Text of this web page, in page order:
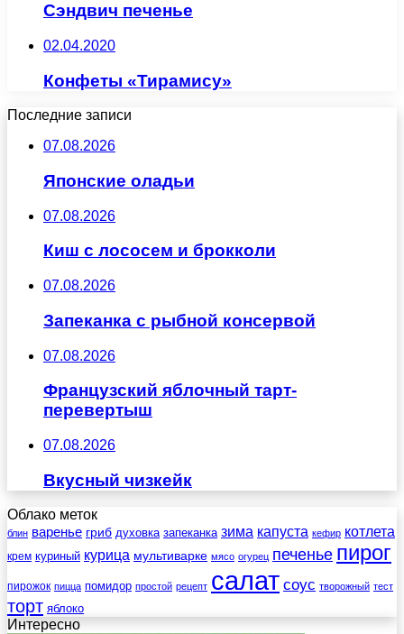
Сэндвич печенье
02.04.2020
Конфеты «Тирамису»
Последние записи
07.08.2026
Японские оладьи
07.08.2026
Киш с лососем и брокколи
07.08.2026
Запеканка с рыбной консервой
07.08.2026
Французский яблочный тарт-
перевертыш
07.08.2026
Вкусный чизкейк
Облако меток
блин варенье гриб духовка запеканка зима капуста кефир котлета
крем куриный курица мультиварке мясо огурец печенье пирог
пирожок пицца помидор простой рецепт салат соус творожный тест
торт яблоко
Интересно